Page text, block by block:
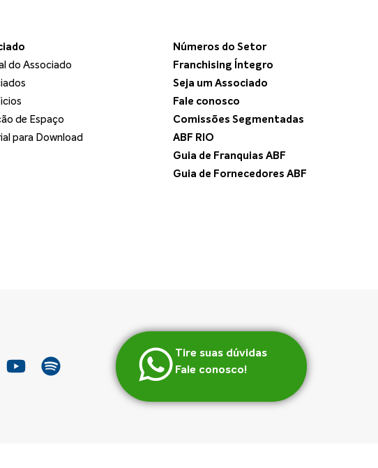
do Associado
de Espaço
para Download
Números do Setor
Franchising Íntegro
Seja um Associado
Fale conosco
Comissões Segmentadas
ABF RIO
Guia de Franquias ABF
Guia de Fornecedores ABF
Tire suas dúvidas
Fale conosco!